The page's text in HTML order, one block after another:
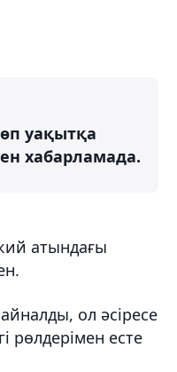
уақытқа
хабарламада.
атындағы
ол әсіресе
рөлдерімен есте